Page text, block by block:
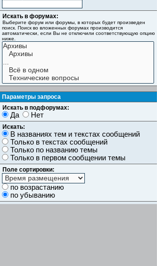
Искать в форумах:
Выберите форум или форумы, в которых будет произведен
поиск. Поиск во вложенных форумах производится
автоматически, если Вы не отключили соответствующую опцию
ниже.
Параметры запроса
Искать в подфорумах:
Да Нет
Искать:
В названиях тем и текстах сообщений
Только в текстах сообщений
Только по названию темы
Только в первом сообщении темы
Поле сортировки:
по возрастанию
по убыванию